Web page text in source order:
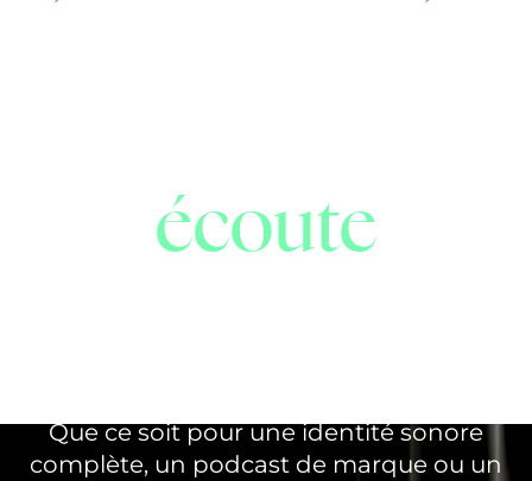
écoute
Que ce soit pour une identité sonore
complète, un podcast de marque ou un